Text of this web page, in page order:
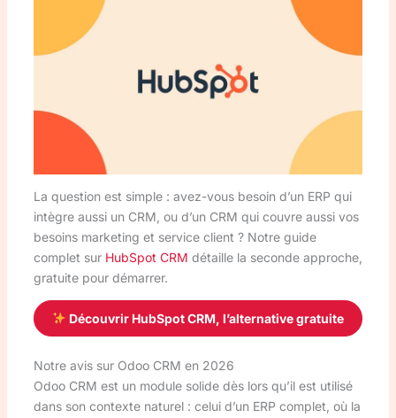
La question est simple : avez-vous besoin d’un ERP qui
intègre aussi un CRM, ou d’un CRM qui couvre aussi vos
besoins marketing et service client ? Notre guide
complet sur HubSpot CRM détaille la seconde approche,
gratuite pour démarrer.
Découvrir HubSpot CRM, l’alternative gratuite
Notre avis sur Odoo CRM en 2026
Odoo CRM est un module solide dès lors qu’il est utilisé
dans son contexte naturel : celui d’un ERP complet, où la